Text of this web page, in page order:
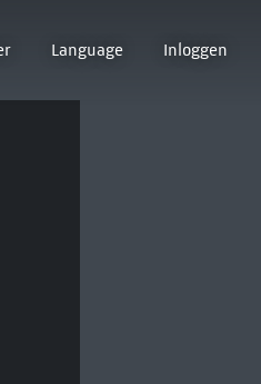
Language Inloggen